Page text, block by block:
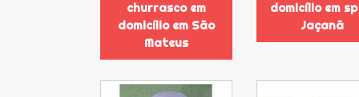
churrasco em
domicílio em São
Mateus
domicílio em
Jaçanã